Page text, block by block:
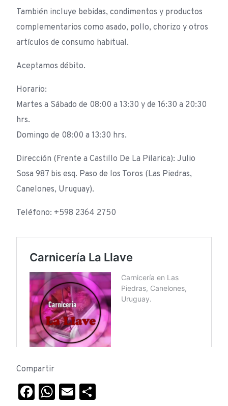
También incluye bebidas, condimentos y productos
complementarios como asado, pollo, chorizo y otros
artículos de consumo habitual.
Aceptamos débito.
Horario:
Martes a Sábado de 08:00 a 13:30 y de 16:30 a 20:30
hrs.
Domingo de 08:00 a 13:30 hrs.
Dirección (Frente a Castillo De La Pilarica): Julio
Sosa 987 bis esq. Paso de los Toros (Las Piedras,
Canelones, Uruguay).
Teléfono: +598 2364 2750
Compartir
Facebook
WhatsApp
Email